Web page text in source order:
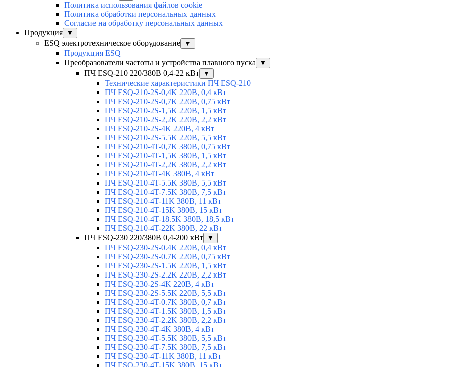
Политика использования файлов cookie
Политика обработки персональных данных
Согласие на обработку персональных данных
Продукция
▼
ESQ электротехническое оборудование ▼
Продукция ESQ
Преобразователи частоты и устройства плавного пуска
▼
ПЧ ESQ-210 220/380В 0,4-22 кВт ▼
Технические характеристики ПЧ ESQ-210
ПЧ ESQ-210-2S-0,4K 220В, 0,4 кВт
ПЧ ESQ-210-2S-0,7K 220В, 0,75 кВт
ПЧ ESQ-210-2S-1,5K 220В, 1,5 кВт
ПЧ ESQ-210-2S-2,2K 220В, 2,2 кВт
ПЧ ESQ-210-2S-4K 220В, 4 кВт
ПЧ ESQ-210-2S-5.5K 220В, 5,5 кВт
ПЧ ESQ-210-4T-0,7K 380В, 0,75 кВт
ПЧ ESQ-210-4T-1,5K 380В, 1,5 кВт
ПЧ ESQ-210-4T-2,2K 380В, 2,2 кВт
ПЧ ESQ-210-4T-4K 380В, 4 кВт
ПЧ ESQ-210-4T-5.5K 380В, 5,5 кВт
ПЧ ESQ-210-4T-7.5K 380В, 7,5 кВт
ПЧ ESQ-210-4T-11K 380В, 11 кВт
ПЧ ESQ-210-4T-15K 380В, 15 кВт
ПЧ ESQ-210-4T-18.5K 380В, 18,5 кВт
ПЧ ESQ-210-4T-22K 380В, 22 кВт
ПЧ ESQ-230 220/380В 0,4-200 кВт
▼
ПЧ ESQ-230-2S-0.4K 220В, 0,4 кВт
ПЧ ESQ-230-2S-0.7K 220В, 0,75 кВт
ПЧ ESQ-230-2S-1.5K 220В, 1,5 кВт
ПЧ ESQ-230-2S-2.2K 220В, 2,2 кВт
ПЧ ESQ-230-2S-4K 220В, 4 кВт
ПЧ ESQ-230-2S-5.5K 220В, 5,5 кВт
ПЧ ESQ-230-4T-0.7K 380В, 0,7 кВт
ПЧ ESQ-230-4T-1.5K 380В, 1,5 кВт
ПЧ ESQ-230-4T-2.2K 380В, 2,2 кВт
ПЧ ESQ-230-4T-4K 380В, 4 кВт
ПЧ ESQ-230-4T-5.5K 380В, 5,5 кВт
ПЧ ESQ-230-4T-7.5K 380В, 7,5 кВт
ПЧ ESQ-230-4T-11K 380В, 11 кВт